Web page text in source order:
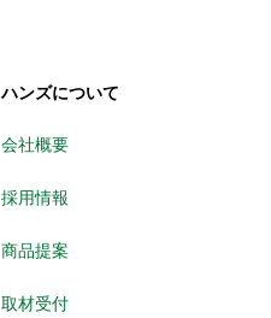
ハンズについて
会社概要
採用情報
商品提案
取材受付